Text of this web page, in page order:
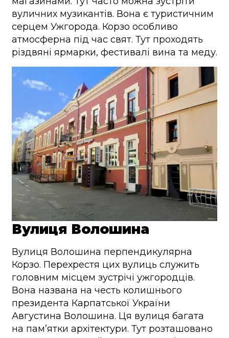
вуличних музикантів. Вона є туристичним
серцем Ужгорода. Корзо особливо
атмосферна під час свят. Тут проходять
різдвяні ярмарки, фестивалі вина та меду.
Вулиця Волошина
Вулиця Волошина перпендикулярна
Корзо. Перехрестя цих вулиць служить
головним місцем зустрічі ужгородців.
Вона названа на честь колишнього
президента Карпатської України
Августина Волошина. Ця вулиця багата
на пам’ятки архітектури. Тут розташовано